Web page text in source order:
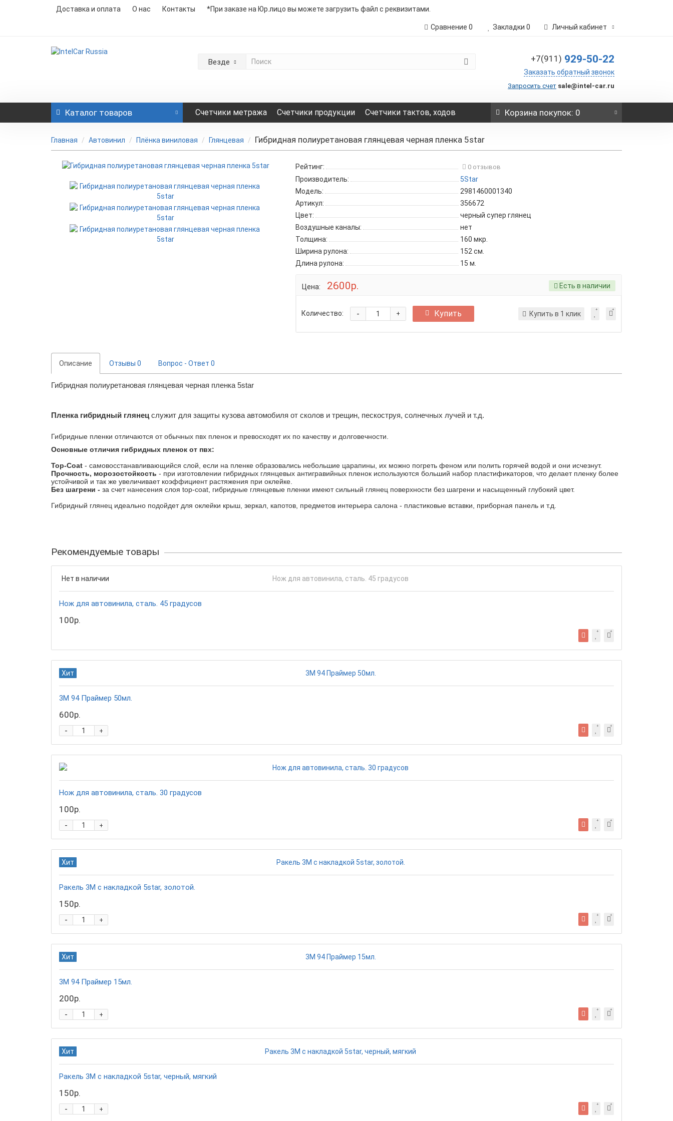
Доставка и оплата О нас Контакты *При заказе на Юр.лицо вы можете загрузить файл с реквизитами.
Сравнение 0 Закладки 0 Личный кабинет
Везде +7(911) 929-50-22
Заказать обратный звонок
Запросить счет sale@intel-car.ru
Каталог товаров Счетчики метража Счетчики продукции Счетчики тактов, ходов Корзинапокупок: 0
Главная Автовинил Плёнка виниловая Глянцевая Гибридная полиуретановая глянцевая черная пленка 5star
Рейтинг: 0 отзывов
Производитель:
5Star
Модель:
2981460001340
Артикул:
356672
Цвет:
черный супер глянец
Воздушные каналы:
нет
Толщина:
160 мкр.
Ширина рулона:
152 см.
Длина рулона:
15 м.
Цена: 2600р. Есть в наличии
Количество: +
- Купить Купить в 1 клик
Описание Отзывы 0 Вопрос - Ответ 0
Гибридная полиуретановая глянцевая черная пленка 5star
Пленка гибридный глянец служит для защиты кузова автомобиля от сколов и трещин, пескоструя, солнечных лучей и т.д.
Гибридные пленки отличаются от обычных пвх пленок и превосходят их по качеству и долговечности.
Основные отличия гибридных пленок от пвх:
Top-Coat - самовосстанавливающийся слой, если на пленке образовались небольшие царапины, их можно погреть феном или полить горячей водой и они исчезнут.
Прочность, морозостойкость - при изготовлении гибридных глянцевых антигравийных пленок используются больший набор пластификаторов, что делает пленку более
устойчивой и так же увеличивает коэффициент растяжения при оклейке.
Без шагрени - за счет нанесения слоя top-coat, гибридные глянцевые пленки имеют сильный глянец поверхности без шагрени и насыщенный глубокий цвет.
Гибридный глянец идеально подойдет для оклейки крыш, зеркал, капотов, предметов интерьера салона - пластиковые вставки, приборная панель и т.д.
Рекомендуемые товары
Нет в наличии
Нож для автовинила, сталь. 45 градусов
100р.
Хит
3М 94 Праймер 50мл.
600р.
+
-
Нож для автовинила, сталь. 30 градусов
100р.
+
-
Хит
Ракель 3М с накладкой 5star, золотой.
150р.
+
-
Хит
3М 94 Праймер 15мл.
200р.
+
-
Хит
Ракель 3М с накладкой 5star, черный, мягкий
150р.
+
-